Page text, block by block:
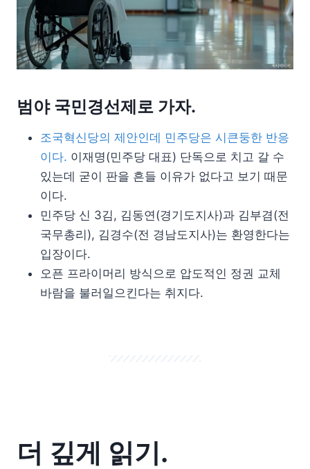
범야 국민경선제로 가자.
조국혁신당의 제안인데 민주당은 시큰둥한 반응
이다. 이재명(민주당 대표) 단독으로 치고 갈 수
있는데 굳이 판을 흔들 이유가 없다고 보기 때문
이다.
민주당 신 3김, 김동연(경기도지사)과 김부겸(전
국무총리), 김경수(전 경남도지사)는 환영한다는
입장이다.
오픈 프라이머리 방식으로 압도적인 정권 교체
바람을 불러일으킨다는 취지다.
더 깊게 읽기.